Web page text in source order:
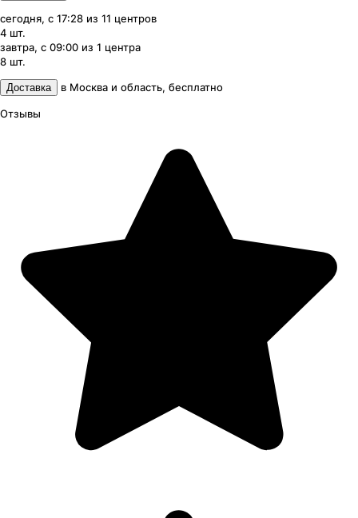
сегодня, с 17:28 из 11 центров
4 шт.
завтра, с 09:00 из 1 центра
8 шт.
Доставка в Москва и область, бесплатно
Отзывы